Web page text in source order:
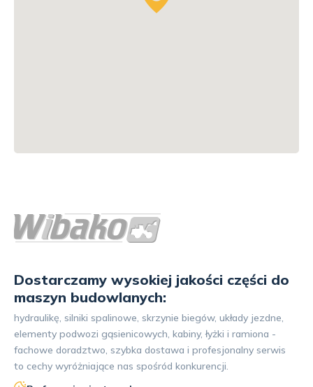
Dostarczamy wysokiej jakości części do
maszyn budowlanych:
hydraulikę, silniki spalinowe, skrzynie biegów, układy jezdne,
elementy podwozi gąsienicowych, kabiny, łyżki i ramiona -
fachowe doradztwo, szybka dostawa i profesjonalny serwis
to cechy wyróżniające nas spośród konkurencji.